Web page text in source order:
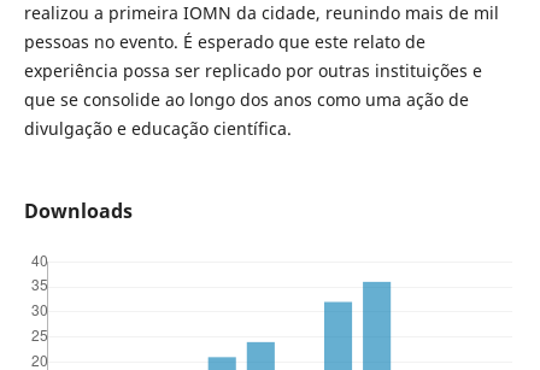
realizou a primeira IOMN da cidade, reunindo mais de mil
pessoas no evento. É esperado que este relato de
experiência possa ser replicado por outras instituições e
que se consolide ao longo dos anos como uma ação de
divulgação e educação científica.
Downloads